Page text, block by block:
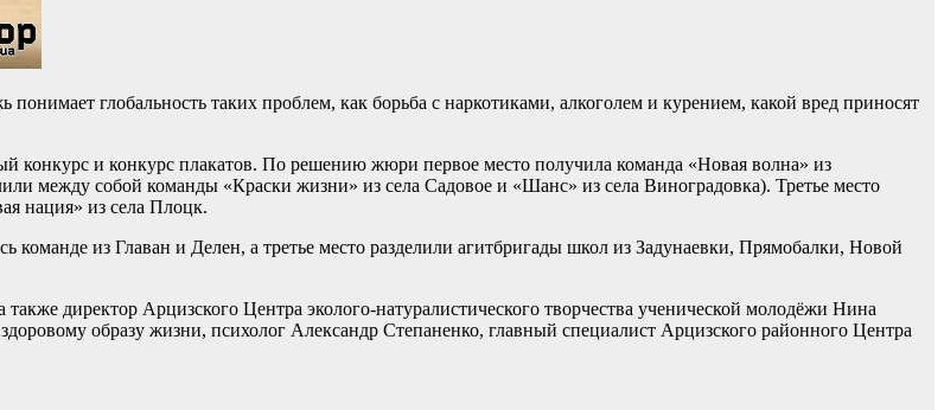
глобальность таких проблем, как борьба с наркотиками, алкоголем и курением, какой вред приносят
конкурс и конкурс плакатов. По решению жюри первое место получила команда «Новая волна» из
между собой команды «Краски жизни» из села Садовое и «Шанс» из села Виноградовка). Третье место
нация» из села Плоцк.
команде из Главан и Делен, а третье место разделили агитбригады школ из Задунаевки, Прямобалки, Новой
директор Арцизского Центра эколого-натуралистического творчества ученической молодёжи Нина
образу жизни, психолог Александр Степаненко, главный специалист Арцизского районного Центра